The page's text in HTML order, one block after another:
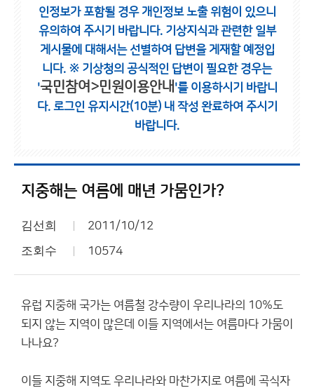
인정보가 포함될 경우 개인정보 노출 위험이 있으니
유의하여 주시기 바랍니다. 기상지식과 관련한 일부
게시물에 대해서는 선별하여 답변을 게재할 예정입
니다. ※ 기상청의 공식적인 답변이 필요한 경우는
'국민참여>민원이용안내 '를 이용하시기 바랍니
다. 로그인 유지시간(10분) 내 작성 완료하여 주시기
바랍니다.
지중해는 여름에 매년 가뭄인가?
김선희 2011/10/12
조회수 10574
유럽 지중해 국가는 여름철 강수량이 우리나라의 10%도
되지 않는 지역이 많은데 이들 지역에서는 여름마다 가뭄이
나나요?
이들 지중해 지역도 우리나라와 마찬가지로 여름에 곡식자